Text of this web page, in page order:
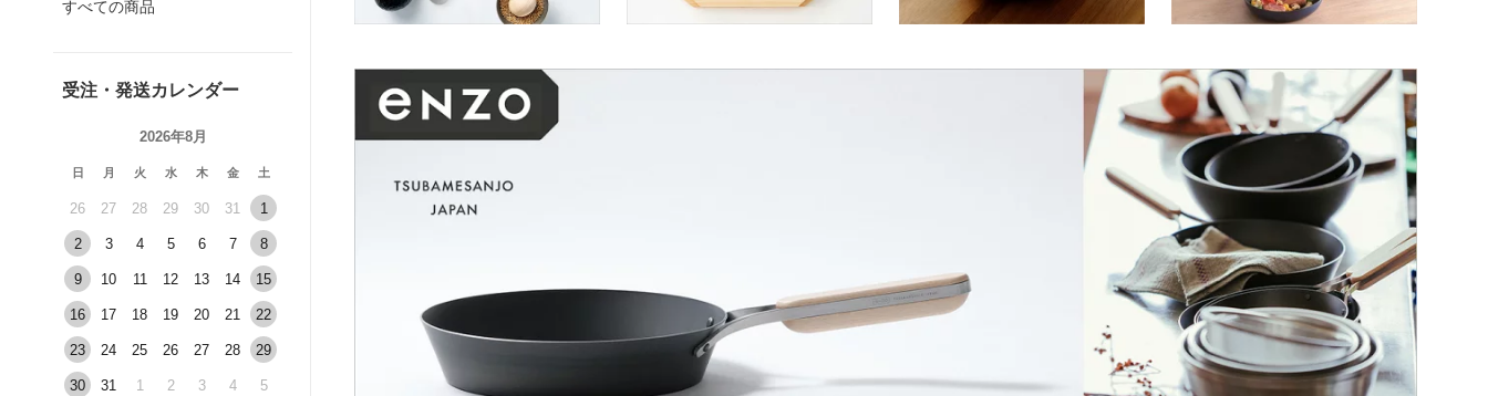
すべての商品
受注・発送カレンダー
2026年8月
日 月 火 水 木 金 土
26 27 28 29 30 31 1
2 3 4 5 6 7 8
9 10 11 12 13 14 15
16 17 18 19 20 21 22
23 24 25 26 27 28 29
30 31 1 2 3 4 5